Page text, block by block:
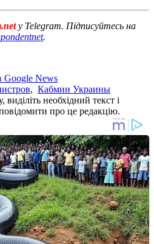
у Telegram. Підписуйтесь на
.
Google News
, Кабмин Украины
необхідний текст і
про це редакцію.